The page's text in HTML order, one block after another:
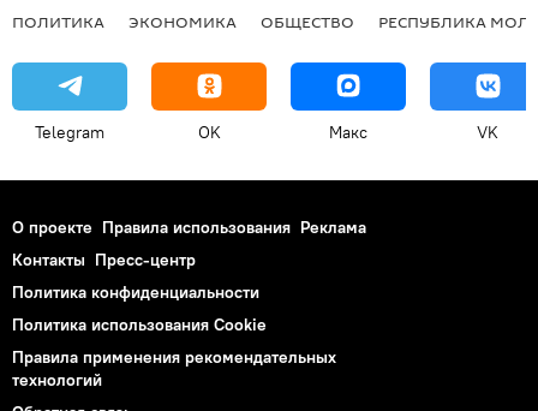
ПОЛИТИКА ЭКОНОМИКА ОБЩЕСТВО РЕСПУБЛИКА
Telegram OK Макс VK
О проекте Правила использования Реклама
Контакты Пресс-центр
Политика конфиденциальности
Политика использования Cookie
Правила применения рекомендательных
технологий